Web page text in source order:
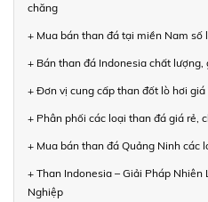
chăng
+ Mua bán than đá tại miền Nam số
+ Bán than đá Indonesia chất lượng,
+ Đơn vị cung cấp than đốt lò hơi
+ Phân phối các loại than đá giá rẻ,
+ Mua bán than đá Quảng Ninh các
+ Than Indonesia – Giải Pháp Nhiên
Nghiệp